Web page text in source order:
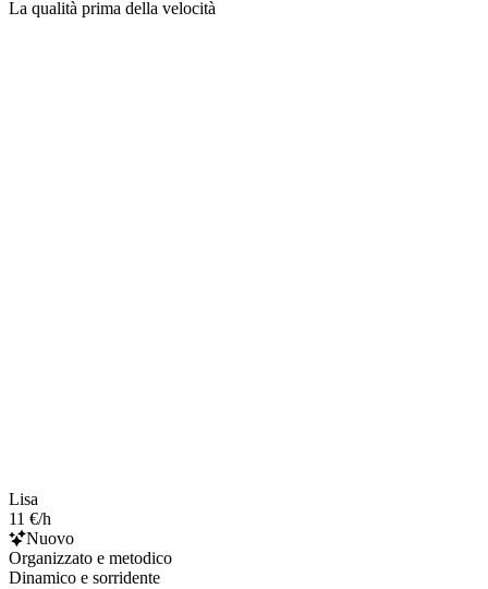
La qualità prima della velocità
Lisa
11 €/h
Nuovo
Organizzato e metodico
Dinamico e sorridente